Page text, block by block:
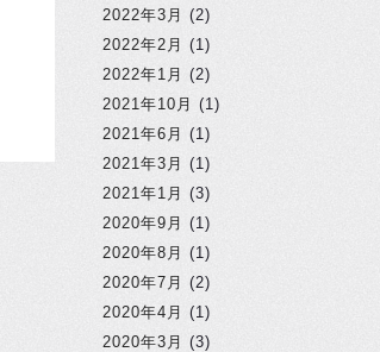
2022年3月 (2)
2022年2月 (1)
2022年1月 (2)
2021年10月 (1)
2021年6月 (1)
2021年3月 (1)
2021年1月 (3)
2020年9月 (1)
2020年8月 (1)
2020年7月 (2)
2020年4月 (1)
2020年3月 (3)